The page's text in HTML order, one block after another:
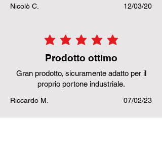
Nicolò C. 12/03/20
la valutazione media è 5 su
Prodotto ottimo
Gran prodotto, sicuramente adatto per il
proprio portone industriale.
Riccardo M. 07/02/23